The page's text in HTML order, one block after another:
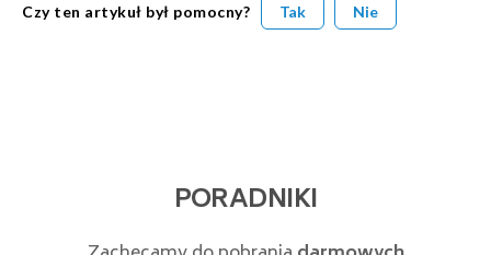
Czy ten artykuł był pomocny? Tak Nie
PORADNIKI